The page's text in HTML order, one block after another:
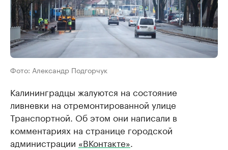
Фото: Александр Подгорчук
Калининградцы жалуются на состояние
ливневки на отремонтированной улице
Транспортной. Об этом они написали в
комментариях на странице городской
администрации «ВКонтакте».